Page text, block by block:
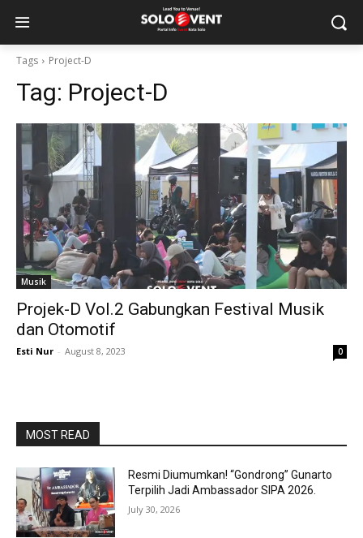
Tags Project-D
Tag: Project-D
Musik
Projek-D Vol.2 Gabungkan Festival Musik
dan Otomotif
Esti Nur - August 8, 2023 0
MOST READ
Resmi Diumumkan! “Gondrong” Gunarto
Terpilih Jadi Ambassador SIPA 2026.
July 30, 2026